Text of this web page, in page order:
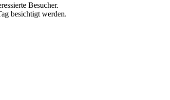
Besucher.
besichtigt werden.